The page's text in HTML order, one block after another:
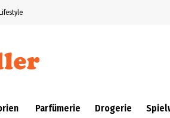
Lifestyle
Parfümerie Drogerie